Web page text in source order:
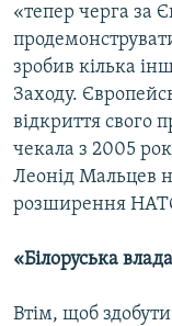
«тепер черга за
зробив кілька
Заходу.
відкриття свого
чекала з 2005
Леонід Мальцев
розширення
«Білоруська
Втім, щоб здобути